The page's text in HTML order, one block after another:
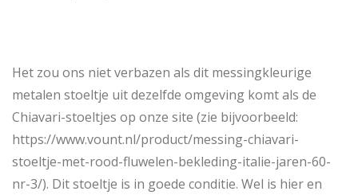
Het zou ons niet verbazen als dit messingkleurige
metalen stoeltje uit dezelfde omgeving komt als de
Chiavari-stoeltjes op onze site (zie bijvoorbeeld:
https://www.vount.nl/product/messing-chiavari-
stoeltje-met-rood-fluwelen-bekleding-italie-jaren-60-
nr-3/). Dit stoeltje is in goede conditie. Wel is hier en